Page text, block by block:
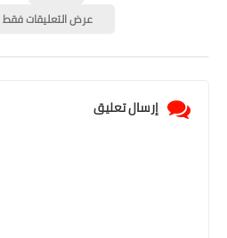
عرض التعليقات فقط
إرسال تعليق